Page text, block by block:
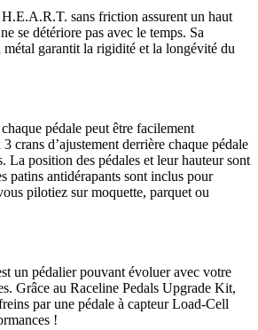
sans friction assurent un haut
se détériore pas avec le temps. Sa
métal garantit la rigidité et la longévité du
pédale peut être facilement
crans d’ajustement derrière chaque pédale
La position des pédales et leur hauteur sont
patins antidérapants sont inclus pour
pilotiez sur moquette, parquet ou
un pédalier pouvant évoluer avec votre
Grâce au Raceline Pedals Upgrade Kit,
par une pédale à capteur Load-Cell
!